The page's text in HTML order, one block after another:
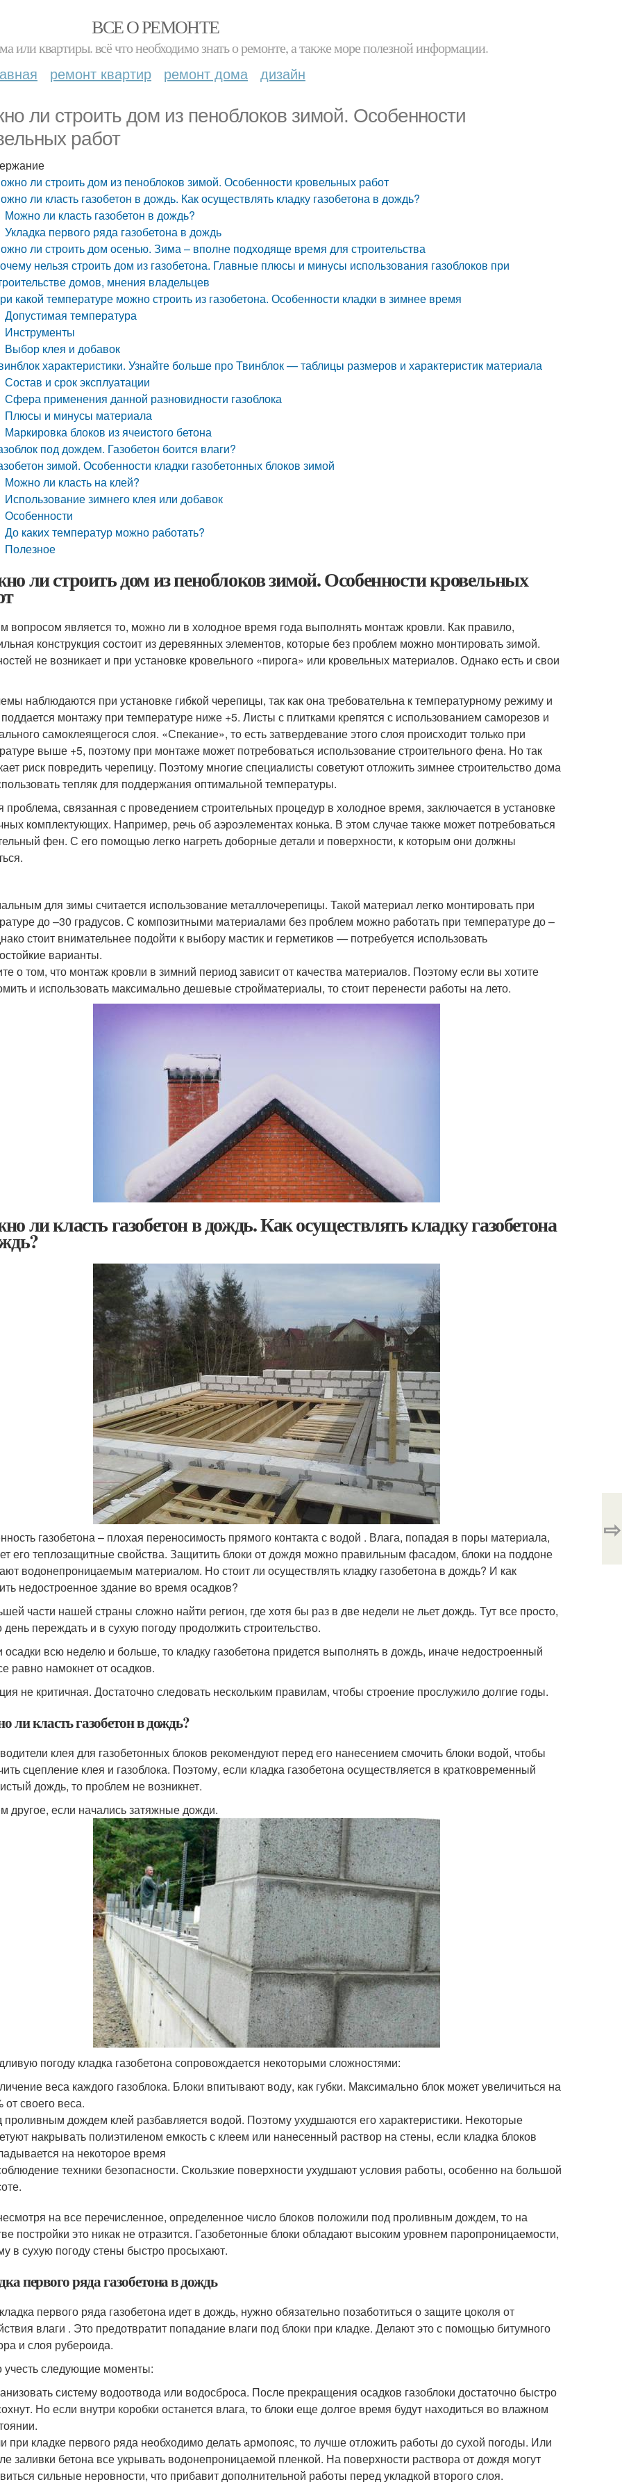
ВСЕ О РЕМОНТЕ
или квартиры. всё что необходимо знать о ремонте, а также море полезной информации.
ремонт квартир ремонт дома дизайн
ли строить дом из пеноблоков зимой. Особенности
работ
ли строить дом из пеноблоков зимой. Особенности кровельных работ
ли класть газобетон в дождь. Как осуществлять кладку газобетона в дождь?
Можно ли класть газобетон в дождь?
Укладка первого ряда газобетона в дождь
ли строить дом осенью. Зима – вполне подходяще время для строительства
нельзя строить дом из газобетона. Главные плюсы и минусы использования газоблоков при
домов, мнения владельцев
какой температуре можно строить из газобетона. Особенности кладки в зимнее время
Допустимая температура
Инструменты
Выбор клея и добавок
характеристики. Узнайте больше про Твинблок — таблицы размеров и характеристик материала
Состав и срок эксплуатации
Сфера применения данной разновидности газоблока
Плюсы и минусы материала
Маркировка блоков из ячеистого бетона
под дождем. Газобетон боится влаги?
зимой. Особенности кладки газобетонных блоков зимой
Можно ли класть на клей?
Использование зимнего клея или добавок
Особенности
До каких температур можно работать?
Полезное
ли строить дом из пеноблоков зимой. Особенности кровельных
вопросом является то, можно ли в холодное время года выполнять монтаж кровли. Как правило,
конструкция состоит из деревянных элементов, которые без проблем можно монтировать зимой.
не возникает и при установке кровельного «пирога» или кровельных материалов. Однако есть и свои
наблюдаются при установке гибкой черепицы, так как она требовательна к температурному режиму и
монтажу при температуре ниже +5. Листы с плитками крепятся с использованием саморезов и
самоклеящегося слоя. «Спекание», то есть затвердевание этого слоя происходит только при
выше +5, поэтому при монтаже может потребоваться использование строительного фена. Но так
риск повредить черепицу. Поэтому многие специалисты советуют отложить зимнее строительство дома
тепляк для поддержания оптимальной температуры.
проблема, связанная с проведением строительных процедур в холодное время, заключается в установке
комплектующих. Например, речь об аэроэлементах конька. В этом случае также может потребоваться
фен. С его помощью легко нагреть доборные детали и поверхности, к которым они должны
для зимы считается использование металлочерепицы. Такой материал легко монтировать при
до –30 градусов. С композитными материалами без проблем можно работать при температуре до –
стоит внимательнее подойти к выбору мастик и герметиков — потребуется использовать
варианты.
о том, что монтаж кровли в зимний период зависит от качества материалов. Поэтому если вы хотите
и использовать максимально дешевые стройматериалы, то стоит перенести работы на лето.
ли класть газобетон в дождь. Как осуществлять кладку газобетона
газобетона – плохая переносимость прямого контакта с водой . Влага, попадая в поры материала,
его теплозащитные свойства. Защитить блоки от дождя можно правильным фасадом, блоки на поддоне
водонепроницаемым материалом. Но стоит ли осуществлять кладку газобетона в дождь? И как
недостроенное здание во время осадков?
части нашей страны сложно найти регион, где хотя бы раз в две недели не льет дождь. Тут все просто,
переждать и в сухую погоду продолжить строительство.
осадки всю неделю и больше, то кладку газобетона придется выполнять в дождь, иначе недостроенный
равно намокнет от осадков.
не критичная. Достаточно следовать нескольким правилам, чтобы строение прослужило долгие годы.
ли класть газобетон в дождь?
клея для газобетонных блоков рекомендуют перед его нанесением смочить блоки водой, чтобы
сцепление клея и газоблока. Поэтому, если кладка газобетона осуществляется в кратковременный
дождь, то проблем не возникнет.
другое, если начались затяжные дожди.
погоду кладка газобетона сопровождается некоторыми сложностями:
веса каждого газоблока. Блоки впитывают воду, как губки. Максимально блок может увеличиться на
от своего веса.
проливным дождем клей разбавляется водой. Поэтому ухудшаются его характеристики. Некоторые
накрывать полиэтиленом емкость с клеем или нанесенный раствор на стены, если кладка блоков
на некоторое время
техники безопасности. Скользкие поверхности ухудшают условия работы, особенно на большой
на все перечисленное, определенное число блоков положили под проливным дождем, то на
постройки это никак не отразится. Газобетонные блоки обладают высоким уровнем паропроницаемости,
в сухую погоду стены быстро просыхают.
первого ряда газобетона в дождь
первого ряда газобетона идет в дождь, нужно обязательно позаботиться о защите цоколя от
влаги . Это предотвратит попадание влаги под блоки при кладке. Делают это с помощью битумного
и слоя рубероида.
учесть следующие моменты:
систему водоотвода или водосброса. После прекращения осадков газоблоки достаточно быстро
Но если внутри коробки останется влага, то блоки еще долгое время будут находиться во влажном
при кладке первого ряда необходимо делать армопояс, то лучше отложить работы до сухой погоды. Или
заливки бетона все укрывать водонепроницаемой пленкой. На поверхности раствора от дождя могут
сильные неровности, что прибавит дополнительной работы перед укладкой второго слоя.
⇨